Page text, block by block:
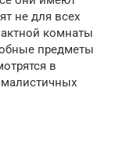
не для всех
комнаты
предметы
в